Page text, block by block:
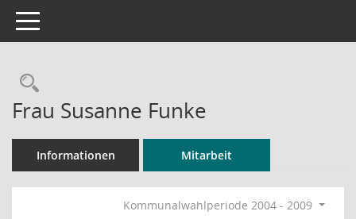
Toggle navigation
Rechercheauswahl
Frau Susanne Funke
Informationen Mitarbeit
Kommunalwahlperiode 2004 - 2009